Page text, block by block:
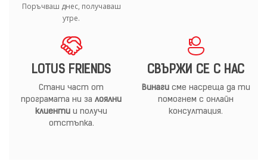
Поръчваш днес, получаваш
утре.
LOTUS FRIENDS
Стани част от
програмата ни за лоялни
клиенти и получи
отстъпка.
СВЪРЖИ СЕ С НАС
Винагисме насреща да ти
помогнем с онлайн
консултация.